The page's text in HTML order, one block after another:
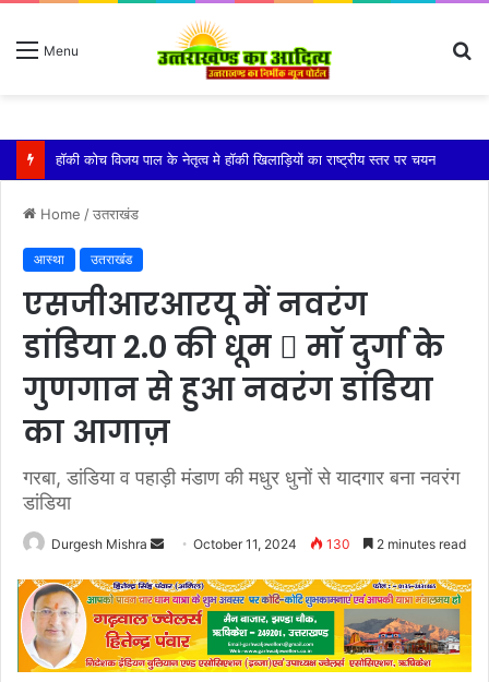
Menu
किशोरी को बेहोश कर झाड़ियों में दुष्कर्म, गंभीर हालत में एम्स में भर्ती
Home /उतराखंड
आस्था उतराखंड
एसजीआरआरयू में नवरंग
डांडिया 2.0 की धूम  माॅ दुर्गा के
गुणगान से हुआ नवरंग डांडिया
का आगाज़
गरबा, डांडिया व पहाड़ी मंडाण की मधुर धुनों से यादगार बना नवरंग
डांडिया
Durgesh Mishra
Send
email
October 11, 2024 130 2 minutes read